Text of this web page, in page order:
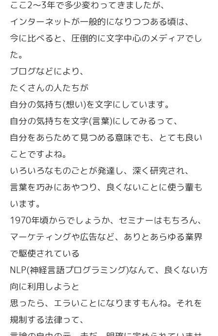
ここ2〜3年で多少変わってきましたが、
インターネットが一般的になりつつある頃は、
今に比べると、圧倒的に文字中心のメディアでし
た。
ブログなどにより、
たくさんの人たちが
自分の気持ち(想い)を文字にしています。
自分の気持ちを文字(言葉)にしてみるって、
自分をあらためて見つめる意味でも、とても良い
ことですよね。
いろいろなものごとが発達し、深く研究され、
言葉を巧みにあやつり、良くないことに使う輩も
います。
1970年頃からでしょうか、セミナーはもちろん、
マーケティングや広告など、ありとあらゆる業界
で駆使されている
NLP(神経言語プログラミング)なんて、良くない方
向に利用しようと
思ったら、エラいことになりますもんね。それを
規制する法律って、